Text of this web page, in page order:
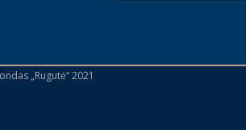
„Rugutė“ 2021